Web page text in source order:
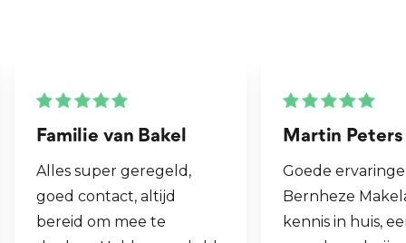
Familie van Bakel
Alles super geregeld,
goed contact, altijd
bereid om mee te
Martin Peters
Goede ervaringen
Bernheze
kennis in huis, eens